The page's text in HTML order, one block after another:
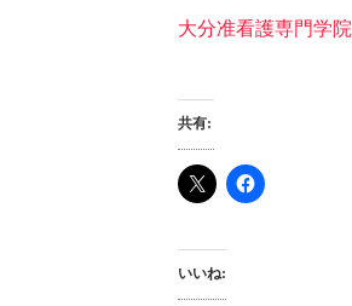
大分准看護専門学院
共有:
いいね: